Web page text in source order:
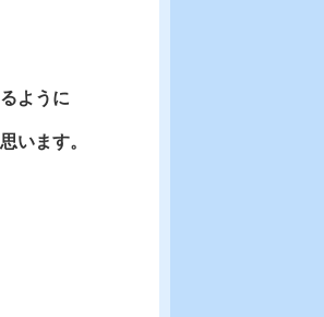
ように
います。